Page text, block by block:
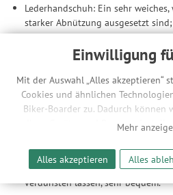
Einwilligung
Mit der Auswahl „Alles akzeptieren“
Cookies und ähnlichen
Biker-Boarder zu. Dadurch
Ihrer Geräte- und
Werbeanzeigen für Sie
unserer Website sicherzustellen
werden Ihre Daten auch an
Mehr
Alles akzeptieren Alles
Lederhandschuh: Ein sehr
starker Abnützung ausgesetzt
Innenhand verwendet.
Verstärkte Lederhandfläche:
in der Handfläche und am
Strapazierfähigkeit.
Fleece: Dieses Fleece ist aufgrund
und seiner Anti-Schweiß-
verdunsten lassen, sehr bequem.